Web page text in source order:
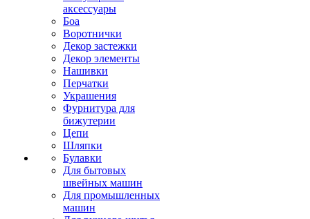
аксессуары
Боа
Воротнички
Декор застежки
Декор элементы
Нашивки
Перчатки
Украшения
Фурнитура для
бижутерии
Цепи
Шляпки
Булавки
Для бытовых
швейных машин
Для промышленных
машин